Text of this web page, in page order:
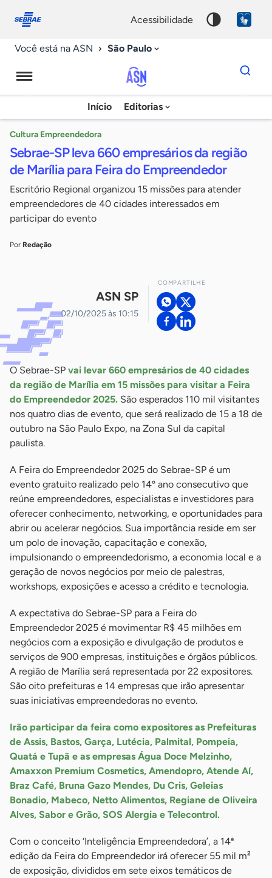
conosco
acessibilidade
Você está na ASN São Paulo
Agência
Sebrae
Notícias
Início Editorias
Dados
para
chave
Cultura Empreendedora
Sebrae-SP leva 660 empresários da região
de Marília para Feira do Empreendedor
Escritório Regional organizou 15 missões para atender
empreendedores de 40 cidades interessados em
participar do evento
Por Redação
ASN SP
02/10/2025 às 10:15
COMPARTILHE
O Sebrae-SP vai levar 660 empresários de 40 cidades
da região de Marília em 15 missões para visitar a Feira
do Empreendedor 2025. São esperados 110 mil visitantes
nos quatro dias de evento, que será realizado de 15 a 18 de
outubro na São Paulo Expo, na Zona Sul da capital
paulista.
A Feira do Empreendedor 2025 do Sebrae-SP é um
evento gratuito realizado pelo 14º ano consecutivo que
reúne empreendedores, especialistas e investidores para
oferecer conhecimento, networking, e oportunidades para
abrir ou acelerar negócios. Sua importância reside em ser
um polo de inovação, capacitação e conexão,
impulsionando o empreendedorismo, a economia local e a
geração de novos negócios por meio de palestras,
workshops, exposições e acesso a crédito e tecnologia.
A expectativa do Sebrae-SP para a Feira do
Empreendedor 2025 é movimentar R$ 45 milhões em
negócios com a exposição e divulgação de produtos e
serviços de 900 empresas, instituições e órgãos públicos.
A região de Marília será representada por 22 expositores.
São oito prefeituras e 14 empresas que irão apresentar
suas iniciativas empreendedoras no evento.
Irão participar da feira como expositores as Prefeituras
de Assis, Bastos, Garça, Lutécia, Palmital, Pompeia,
Quatá e Tupã e as empresas Água Doce Melzinho,
Amaxxon Premium Cosmetics, Amendopro, Atende Aí,
Braz Café, Bruna Gazo Mendes, Du Cris, Geleias
Bonadio, Mabeco, Netto Alimentos, Regiane de Oliveira
Alves, Sabor e Grão, SOS Alergia e Telecontrol.
Com o conceito ‘Inteligência Empreendedora’, a 14ª
edição da Feira do Empreendedor irá oferecer 55 mil m²
de exposição, divididos em sete eixos temáticos de